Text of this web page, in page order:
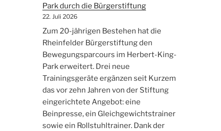
Bürger-
und
Ehrenpreis“
Park durch die Bürgerstiftung
22. Juli 2026
Zum 20-jährigen Bestehen hat die
Rheinfelder Bürgerstiftung den
Bewegungsparcours im Herbert-King-
Park erweitert. Drei neue
Trainingsgeräte ergänzen seit Kurzem
das vor zehn Jahren von der Stiftung
eingerichtete Angebot: eine
Beinpresse, ein Gleichgewichtstrainer
sowie ein Rollstuhltrainer. Dank der